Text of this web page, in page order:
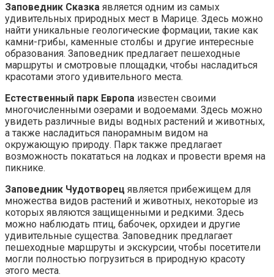
Заповедник Сказка является одним из самых
удивительных природных мест в Марице. Здесь можно
найти уникальные геологические формации, такие как
камни-грибы, каменные столбы и другие интересные
образования. Заповедник предлагает пешеходные
маршруты и смотровые площадки, чтобы насладиться
красотами этого удивительного места.
Естественный парк Европа известен своими
многочисленными озерами и водоемами. Здесь можно
увидеть различные виды водных растений и животных,
а также насладиться панорамным видом на
окружающую природу. Парк также предлагает
возможность покататься на лодках и провести время на
пикнике.
Заповедник Чудотворец является прибежищем для
множества видов растений и животных, некоторые из
которых являются защищенными и редкими. Здесь
можно наблюдать птиц, бабочек, орхидеи и другие
удивительные существа. Заповедник предлагает
пешеходные маршруты и экскурсии, чтобы посетители
могли полностью погрузиться в природную красоту
этого места.